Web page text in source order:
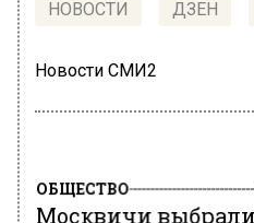
НОВОСТИ ДЗЕН
Новости СМИ2
ОБЩЕСТВО
Москвичи